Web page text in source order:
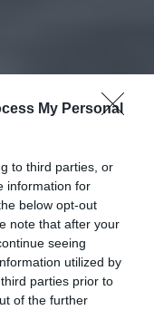
My Personal
to third parties, or
information for
below opt-out
note that after your
seeing
utilized by
parties prior to
of the further